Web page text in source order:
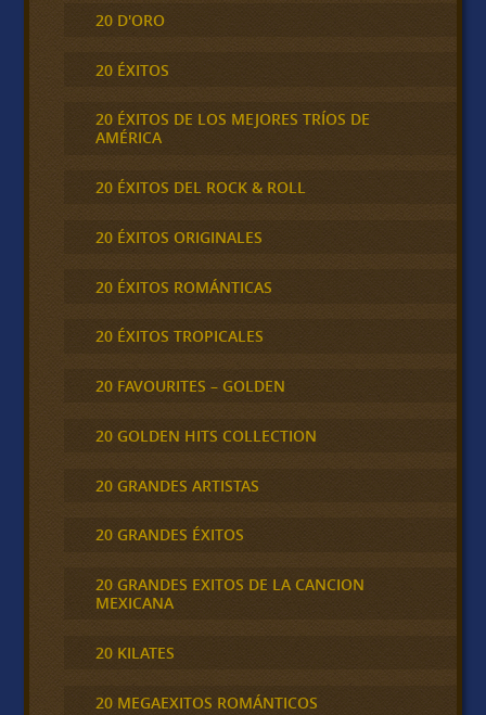
20 D'ORO
20 ÉXITOS
20 ÉXITOS DE LOS MEJORES TRÍOS DE
AMÉRICA
20 ÉXITOS DEL ROCK & ROLL
20 ÉXITOS ORIGINALES
20 ÉXITOS ROMÁNTICAS
20 ÉXITOS TROPICALES
20 FAVOURITES – GOLDEN
20 GOLDEN HITS COLLECTION
20 GRANDES ARTISTAS
20 GRANDES ÉXITOS
20 GRANDES EXITOS DE LA CANCION
MEXICANA
20 KILATES
20 MEGAEXITOS ROMÁNTICOS